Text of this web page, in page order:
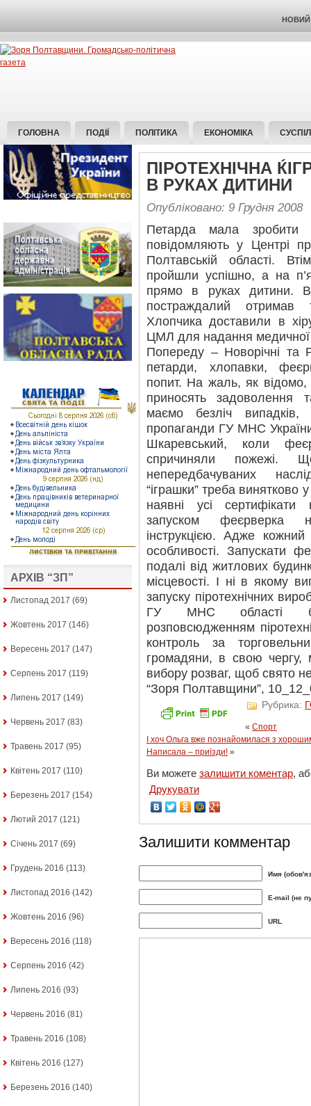
НОВИЙ
ГОЛОВНА ПОДІЇ ПОЛІТИКА ЕКОНОМІКА
АРХІВ “ЗП”
Листопад 2017 (69)
Жовтень 2017 (146)
Вересень 2017 (147)
Серпень 2017 (119)
Липень 2017 (149)
Червень 2017 (83)
Травень 2017 (95)
Квітень 2017 (110)
Березень 2017 (154)
Лютий 2017 (121)
Січень 2017 (69)
Грудень 2016 (113)
Листопад 2016 (142)
Жовтень 2016 (96)
Вересень 2016 (118)
Серпень 2016 (42)
Липень 2016 (93)
Червень 2016 (81)
Травень 2016 (108)
Квітень 2016 (127)
Березень 2016 (140)
ПІРОТЕХНІЧНА
В РУКАХ ДИТИНИ
Опубліковано: 9 Грудня 2008
Петарда мала зробити
повідомляють у Центрі
Полтавській області.
пройшли успішно, а на
прямо в руках дитини.
постраждалий отримав
Хлопчика доставили в
ЦМЛ для надання
Попереду – Новорічні та
петарди, хлопавки,
попит. На жаль, як відомо,
приносять задоволення
маємо безліч випадків,
пропаганди ГУ МНС України
Шкаревський, коли
спричиняли пожежі.
непередбачуваних
“іграшки” треба винятково
наявні усі сертифікати
запуском феєрверка
інструкцією. Адже кожний
особливості. Запускати
подалі від житлових
місцевості. І ні в якому
запуску піротехнічних
ГУ МНС області
розповсюдженням
контроль за
громадяни, в свою чергу,
вибору розваг, щоб свято
“Зоря Полтавщини”,
Рубрика:
« Спорт
І хоч Ольга вже познайомилася з
Написала – приїзди! »
Ви можете залишити коментар,
Друкувати
Залишити комментар
Имя
E-mail (не
URL